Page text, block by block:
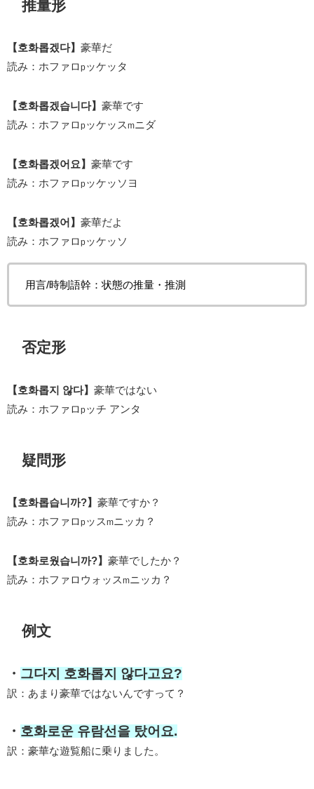
推量形
【호화롭겠다】 豪華だ
読み：ホファロpッケッタ
【호화롭겠습니다】 豪華です
読み：ホファロpッケッスmニダ
【호화롭겠어요】 豪華です
読み：ホファロpッケッソヨ
【호화롭겠어】 豪華だよ
読み：ホファロpッケッソ
用言/時制語幹：状態の推量・推測
否定形
【호화롭지 않다】 豪華ではない
読み：ホファロpッチ アンタ
疑問形
【호화롭습니까?】 豪華ですか？
読み：ホファロpッスmニッカ？
【호화로웠습니까?】 豪華でしたか？
読み：ホファロウォッスmニッカ？
例文
・ 그다지 호화롭지 않다고요?
訳：あまり豪華ではないんですって？
・ 호화로운 유람선을 탔어요.
訳：豪華な遊覧船に乗りました。